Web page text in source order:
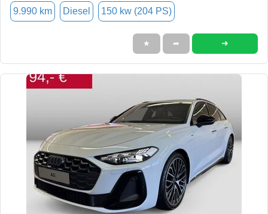
9.990 km Diesel 150 kw (204 PS)
★ ➦ ➜